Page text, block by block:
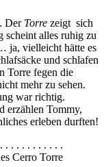
Der Torre zeigt sich
scheint alles ruhig zu
ja, vielleicht hätte es
und schlafen
Torre fegen die
mehr zu sehen.
war richtig.
erzählen Tommy,
erleben durften!
. . . . . . . . . . .
Cerro Torre